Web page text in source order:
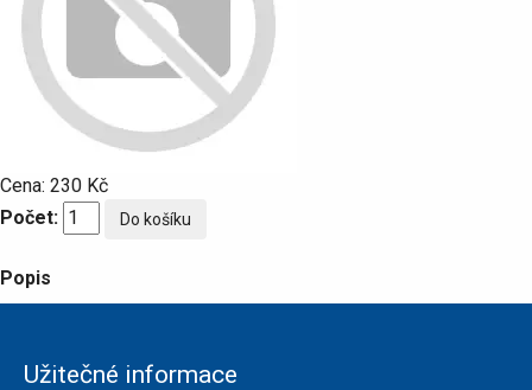
Cena: 230 Kč
Počet:
Popis
Užitečné informace